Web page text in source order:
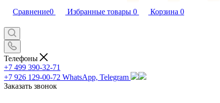
Сравнение0 Избранные товары 0 Корзина 0
Телефоны
+7 499 390-32-71
+7 926 129-00-72 WhatsApp, Telegram
Заказать звонок